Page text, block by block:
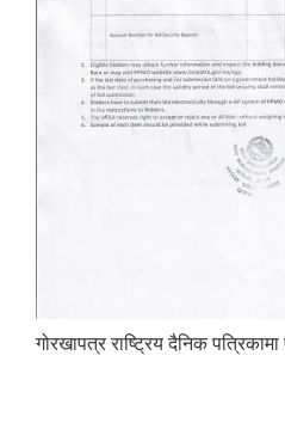
गोरखापत्र राष्ट्रिय दैनिक